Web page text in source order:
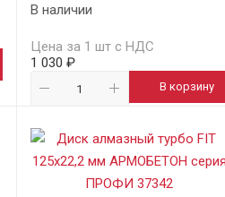
В наличии
Цена за 1 шт с НДС
1 030 ₽
В корзину